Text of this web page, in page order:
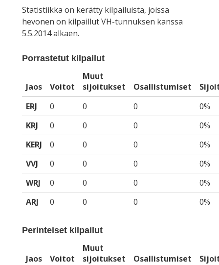
Statistiikka on kerätty kilpailuista, joissa
hevonen on kilpaillut VH-tunnuksen kanssa
5.5.2014 alkaen.
Porrastetut kilpailut
Jaos Voitot
Muut
sijoitukset
Osallistumiset
ERJ
0 0 0
0%
KRJ
0 0 0
0%
KERJ
0 0 0
0%
VVJ
0 0 0
0%
WRJ
0 0 0
0%
ARJ
0 0 0 0%
Perinteiset kilpailut
Jaos Voitot
Muut
sijoitukset
Osallistumiset